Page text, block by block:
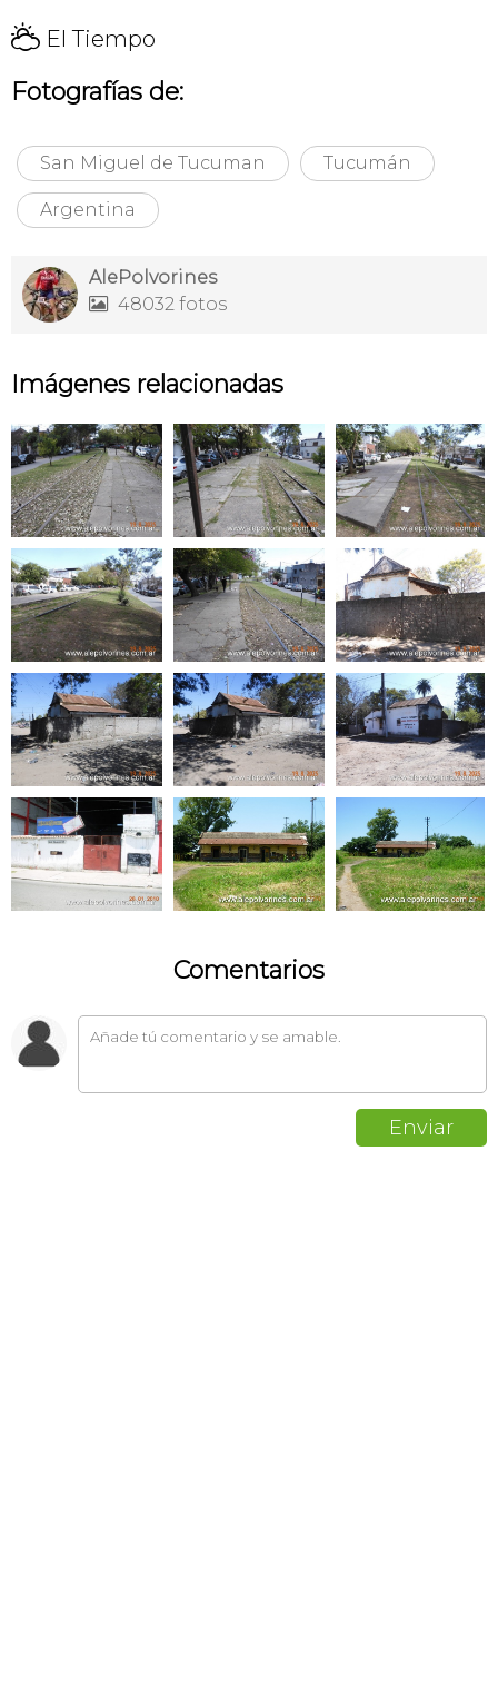
H El Tiempo
Fotografías de:
San Miguel de Tucuman Tucumán
Argentina
AlePolvorines
 48032 fotos
Imágenes relacionadas
Comentarios